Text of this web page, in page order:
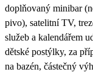
doplňovaný minibar
pivo), satelitní TV,
služeb a kalendářem
dětské postýlky, za
na bazén, částečný